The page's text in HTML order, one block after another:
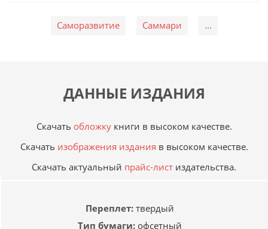
Саморазвитие Саммари ...
ДАННЫЕ ИЗДАНИЯ
Скачать обложкукниги в высоком качестве.
Скачать изображения издания в высоком качестве.
Скачать актуальный прайс-лист издательства.
Переплет:твердый
Тип бумаги:офсетный